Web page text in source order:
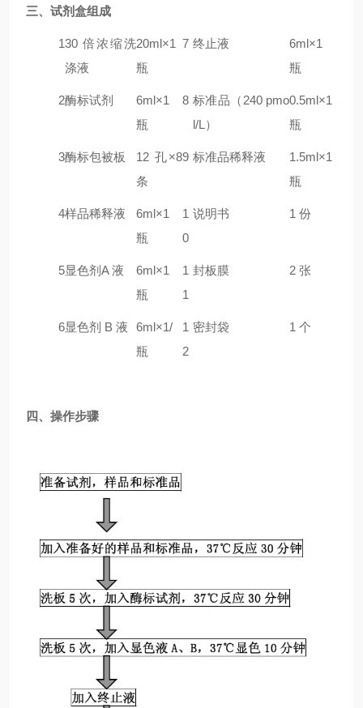
三、试剂盒组成
130 倍浓缩洗
涤液
20ml×1
瓶
7 终止液
6ml×1
瓶
2酶标试剂
6ml×1
瓶
8 标准品（240 pmo
l/L）
0.5ml×1
瓶
3酶标包被板
12 孔×8
条
9 标准品稀释液
1.5ml×1
瓶
4样品稀释液
6ml×1
瓶
1
0
说明书 1 份
5显色剂A 液
6ml×1
瓶
1
1
封板膜 2 张
6显色剂 B 液
6ml×1/
瓶
1
2
密封袋 1 个
四、操作步骤